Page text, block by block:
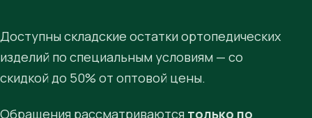
Доступны складские остатки ортопедических
изделий по специальным условиям — со
скидкой до 50% от оптовой цены.
Обращения рассматриваются только по